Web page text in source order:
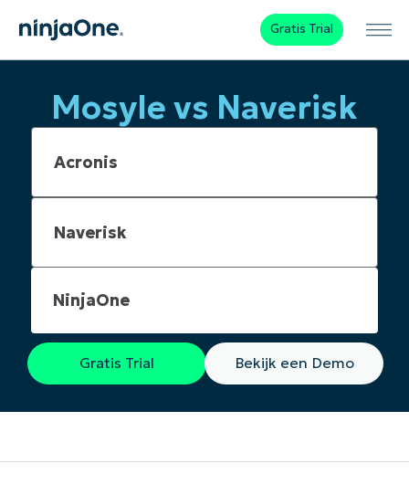
Gratis Trial
Mosyle vs Naverisk
NinjaOne
Gratis Trial Bekijk een Demo